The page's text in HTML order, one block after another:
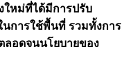
ใหม่ที่ได้มีการปรับ
นการใช้พื้นที่ รวมทั้งการ
ลอดจนนโยบายของ